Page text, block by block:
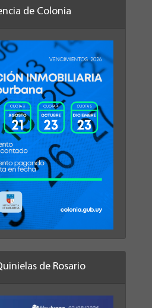
de Colonia
de Rosario